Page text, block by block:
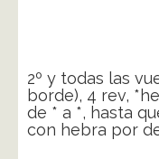
2º y todas las
borde), 4 rev,
de * a *, hasta
con hebra por